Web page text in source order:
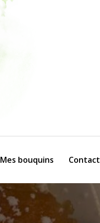
Mes bouquins Contact